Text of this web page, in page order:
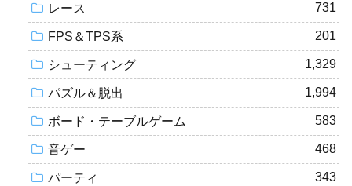
レース 731
FPS＆TPS系 201
シューティング 1,329
パズル＆脱出 1,994
ボード・テーブルゲーム 583
音ゲー 468
パーティ 343